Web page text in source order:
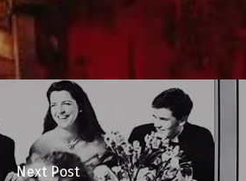
Next Post